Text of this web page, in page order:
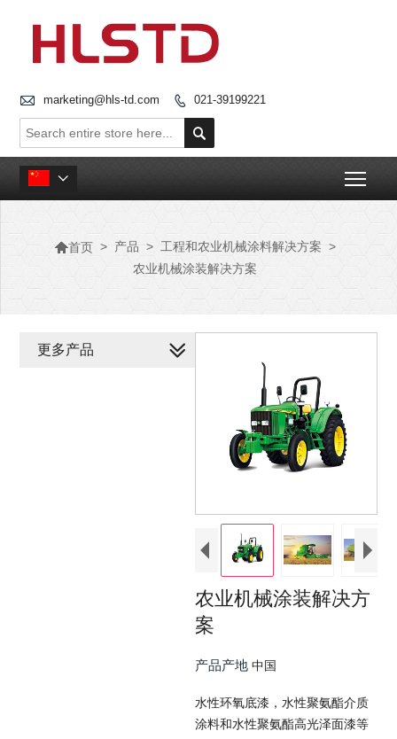
 marketing@hls-td.com  021-39199221


首页 > 产品 > 工程和农业机械涂料解决方案 >
农业机械涂装解决方案
农业机械涂装解决方
案
产品产地 中国
水性环氧底漆，水性聚氨酯介质
涂料和水性聚氨酯高光泽面漆等
更多产品